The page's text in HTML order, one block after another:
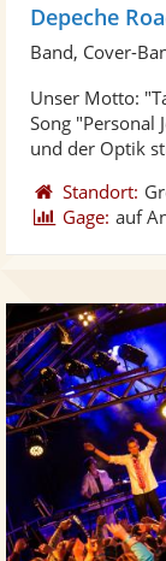
Depeche
Band, Cover-
Unser Motto:
Song "Personal
und der Optik
Standort:
Gage: auf